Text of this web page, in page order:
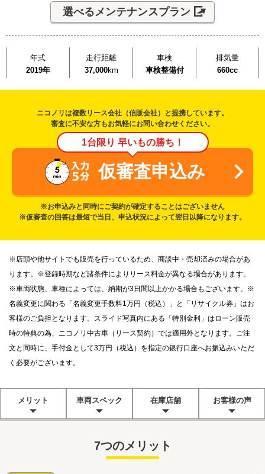
選べるメンテナンスプラン
年式
2019年
走行距離
37,000km
車検
車検整備付
排気量
660cc
ニコノリは複数リース会社（信販会社）と提携しています。
審査に不安な方もお気軽にお問い合わせください。
1台限り 早いもの勝ち！
仮審査申込み
※お申込みと同時にご契約が確定することはございません
※仮審査の回答は最短で当日、申込状況によって翌日以降になります。
※店頭や他サイトでも販売を行っているため、商談中・売却済みの場合があ
ります。※登録時期など諸条件によりリース料金が異なる場合があります。
※車両状態、車種によっては、納期が3日間以上かかる場合もございます。※
名義変更に関わる「名義変更手数料1万円（税込）」と「リサイクル券」はお
客様のご負担となります。スライド写真内にある「特別金利」はローン販売
時の特典の為、ニコノリ中古車（リース契約）では適用外となります。ご注
文と同時に、手付金として3万円（税込）を指定の銀行口座へお振込みいただ
く必要がございます。
メリット 車両スペック 在庫店舗 お客様の声
7つのメリット